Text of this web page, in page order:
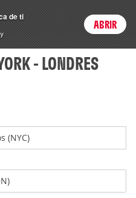
Login
- LONDRES
de ti
ABRIR